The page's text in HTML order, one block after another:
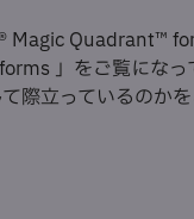
Magic Quadrant™
」をご覧にな
際立っているのか